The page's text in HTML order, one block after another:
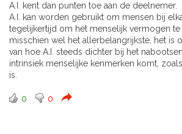
A.I. kent dan punten toe aan de deelnemer.
A.I. kan worden gebruikt om mensen bij
tegelijkertijd om het menselijk vermogen te
misschien wel het allerbelangrijkste, het is
van hoe A.I. steeds dichter bij het
intrinsiek menselijke kenmerken komt,
is.
0 0